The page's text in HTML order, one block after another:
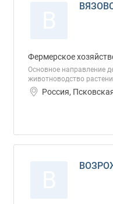
Фермерское
Основное направление
животноводство
Россия,